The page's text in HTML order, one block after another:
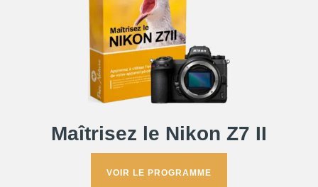
Maîtrisez le Nikon Z7 II
VOIR LE PROGRAMME